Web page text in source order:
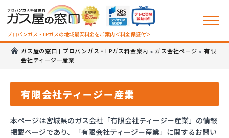
プロパンガス・LPガスの地域最安料金をご案内＜料金保証付＞
ガス屋の窓口 | プロパンガス・LPガス料金案内 >ガス会社ページ > 有限
会社ティージー産業
有限会社ティージー産業
本ページは宮城県のガス会社「有限会社ティージー産業」の情報
掲載ページであり、「有限会社ティージー産業」に関するお問い